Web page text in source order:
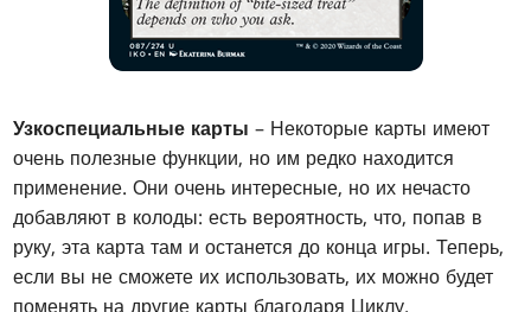
Узкоспециальные карты – Некоторые карты имеют
очень полезные функции, но им редко находится
применение. Они очень интересные, но их нечасто
добавляют в колоды: есть вероятность, что, попав в
руку, эта карта там и останется до конца игры. Теперь,
если вы не сможете их использовать, их можно будет
поменять на другие карты благодаря Циклу.